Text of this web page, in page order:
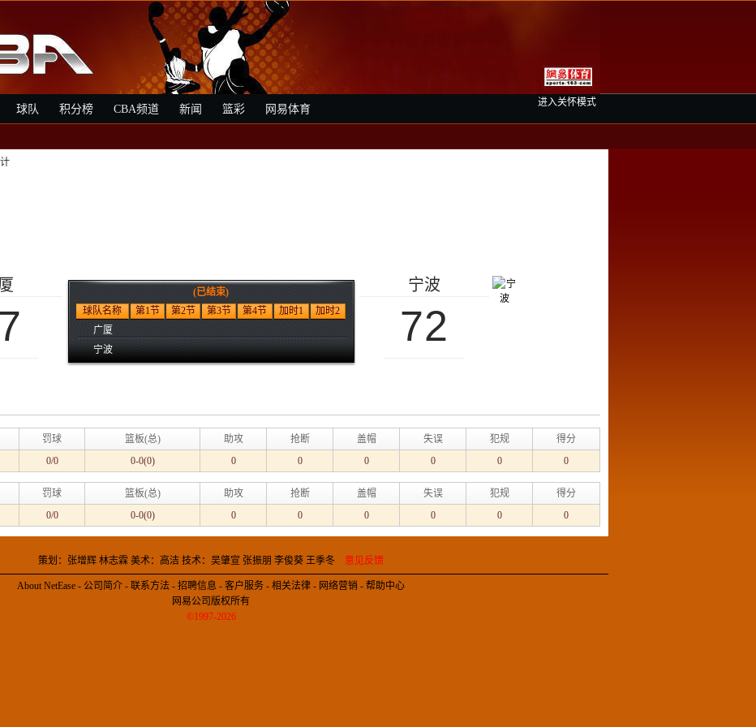
进入关怀模式
球队 积分榜 CBA频道 新闻 篮彩 网易体育
(已结束)
球队名称
第1节 第2节 第3节 第4节 加时1
加时2
广厦
宁波
宁波
72
罚球 篮板(总) 助攻 抢断 盖帽 失误 犯规
得分
0/0 0-0(0) 0 0 0 0 0 0
罚球 篮板(总) 助攻 抢断 盖帽 失误 犯规
得分
0/0 0-0(0) 0 0 0 0 0 0
策划：张增辉 林志霖 美术：高洁 技术：吴肇宣 张振朋 李俊葵 王季冬 意见反馈
About NetEase - 公司简介 - 联系方法 - 招聘信息 - 客户服务 - 相关法律 - 网络营销 - 帮助中心
网易公司版权所有
©1997-2026